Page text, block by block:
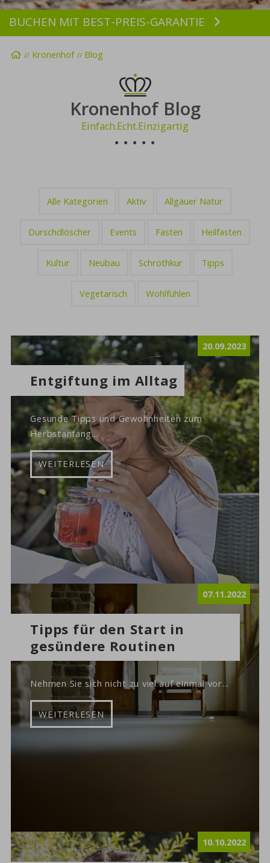
BUCHEN MIT BEST-PREIS-GARANTIE Buchen
Startseite
Kronenhof Blog
Kronenhof Blog
Einfach.Echt.Einzigartig
Alle Kategorien Aktiv Allgäuer Natur
Durschdlöscher Events Fasten Heilfasten
Kultur Neubau Schrothkur Tipps
Vegetarisch Wohlfühlen
20.09.2023
Entgiftung im Alltag
Gesunde Tipps und Gewohnheiten zum
Herbstanfang...
WEITERLESEN
07.11.2022
Tipps für den Start in
gesündere Routinen
Nehmen Sie sich nicht zu viel auf einmal vor...
WEITERLESEN
10.10.2022